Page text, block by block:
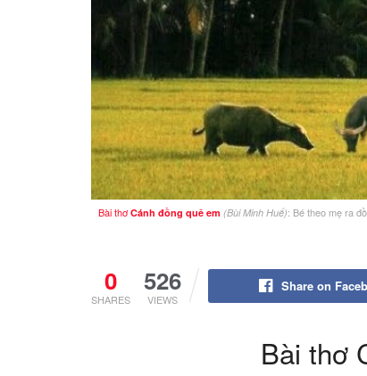
Bài thơCánh đồng quê em (Bùi Minh Huế): Bé theo mẹ ra
0
SHARES
526
VIEWS
Share on
Bài thơ